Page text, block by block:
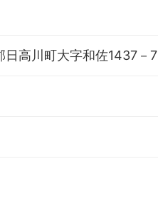
日高川町大字和佐1437－7